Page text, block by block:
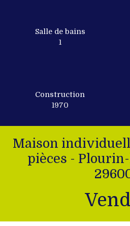
Salle de bains
1
Construction
1970
Maison
pièces -